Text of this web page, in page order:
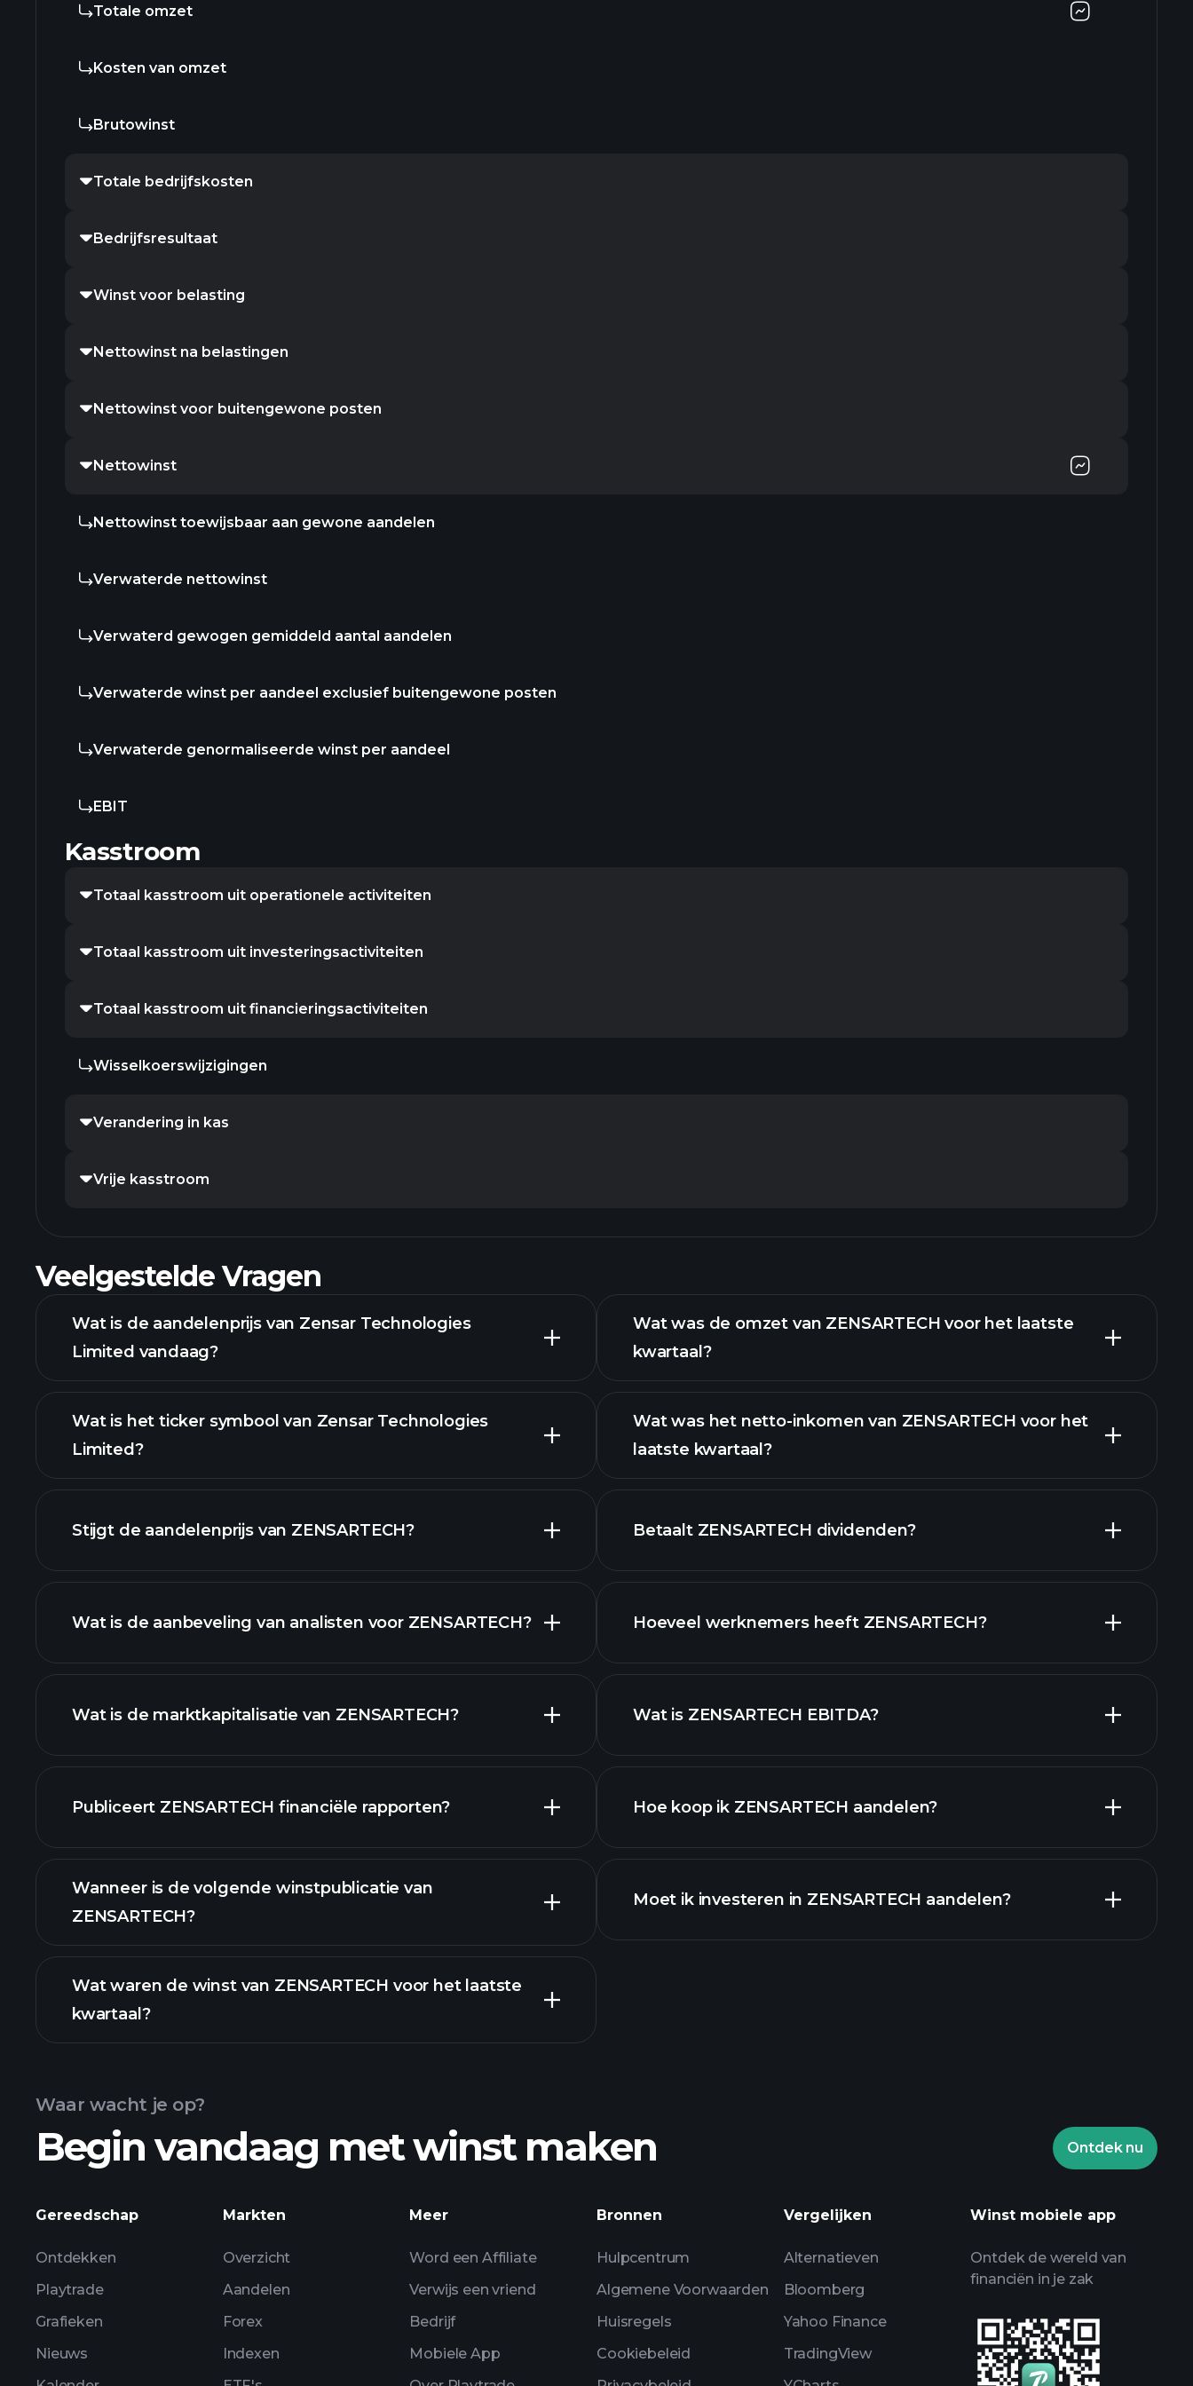
Totale omzet
Kosten van omzet
Brutowinst
Totale bedrijfskosten
Bedrijfsresultaat
Winst voor belasting
Nettowinst na belastingen
Nettowinst voor buitengewone posten
Nettowinst
Nettowinst toewijsbaar aan gewone aandelen
Verwaterde nettowinst
Verwaterd gewogen gemiddeld aantal aandelen
Verwaterde winst per aandeel exclusief buitengewone posten
Verwaterde genormaliseerde winst per aandeel
EBIT
Kasstroom
Totaal kasstroom uit operationele activiteiten
Totaal kasstroom uit investeringsactiviteiten
Totaal kasstroom uit financieringsactiviteiten
Wisselkoerswijzigingen
Verandering in kas
Vrije kasstroom
Veelgestelde Vragen
Wat is de aandelenprijs van Zensar Technologies
Limited vandaag?
geavanceerde
Wat is het ticker symbool van Zensar Technologies
Limited?
Stijgt de aandelenprijs van ZENSARTECH?
ZENSARTECH grafiek.
Wat is de aanbeveling van analisten voor ZENSARTECH?
Wat is de marktkapitalisatie van ZENSARTECH?
onze lijst van aandelen
Publiceert ZENSARTECH financiële rapporten?
ZENSARTECH financiële gegevens
Wanneer is de volgende winstpublicatie van
ZENSARTECH?
Winstkalender
Wat waren de winst van ZENSARTECH voor het laatste
kwartaal?
Wat was de omzet van ZENSARTECH voor het laatste
kwartaal?
financiële rapporten
Wat was het netto-inkomen van ZENSARTECH voor het
laatste kwartaal?
financiële
Betaalt ZENSARTECH dividenden?
Hoeveel werknemers heeft ZENSARTECH?
Wat is ZENSARTECH EBITDA?
Hoe koop ik ZENSARTECH aandelen?
Moet ik investeren in ZENSARTECH aandelen?
AI-gedreven dagelijkse marktanalyse
Portfolios
Waar wacht je op?
Begin vandaag met winst maken Ontdek nu
Gereedschap
Ontdekken
Playtrade
Grafieken
Nieuws
Markten
Overzicht
Aandelen
Forex
Indexen
Meer
Word een Affiliate
Verwijs een vriend
Bedrijf
Mobiele App
Bronnen
Hulpcentrum
Algemene Voorwaarden
Huisregels
Cookiebeleid
Vergelijken
Alternatieven
Bloomberg
Yahoo Finance
TradingView
Winst mobiele app
Ontdek de wereld van
financiën in je zak